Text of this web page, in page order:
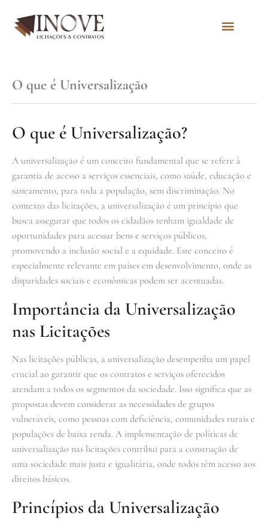
O que é Universalização
O que é Universalização?
A universalização é um conceito fundamental que se refere à
garantia de acesso a serviços essenciais, como saúde, educação e
saneamento, para toda a população, sem discriminação. No
contexto das licitações, a universalização é um princípio que
busca assegurar que todos os cidadãos tenham igualdade de
oportunidades para acessar bens e serviços públicos,
promovendo a inclusão social e a equidade. Este conceito é
especialmente relevante em países em desenvolvimento, onde as
disparidades sociais e econômicas podem ser acentuadas.
Importância da Universalização
nas Licitações
Nas licitações públicas, a universalização desempenha um papel
crucial ao garantir que os contratos e serviços oferecidos
atendam a todos os segmentos da sociedade. Isso significa que as
propostas devem considerar as necessidades de grupos
vulneráveis, como pessoas com deficiência, comunidades rurais e
populações de baixa renda. A implementação de políticas de
universalização nas licitações contribui para a construção de
uma sociedade mais justa e igualitária, onde todos têm acesso aos
direitos básicos.
Princípios da Universalização